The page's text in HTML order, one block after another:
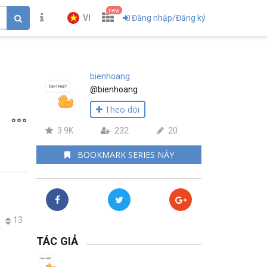
VI
new
Đăng nhập/Đăng ký
13
bienhoang
@bienhoang
Theo dõi
3.9K 232 20
BOOKMARK SERIES NÀY
TÁC GIẢ